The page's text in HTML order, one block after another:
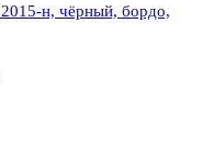
н, чёрный, бордо,